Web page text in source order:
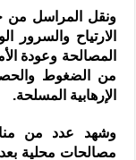
ونقل المراسل من
الارتياح والسرور
المصالحة وعودة
من الضغوط
الإرهابية المسلحة.
وشهد عدد من
مصالحات محلية